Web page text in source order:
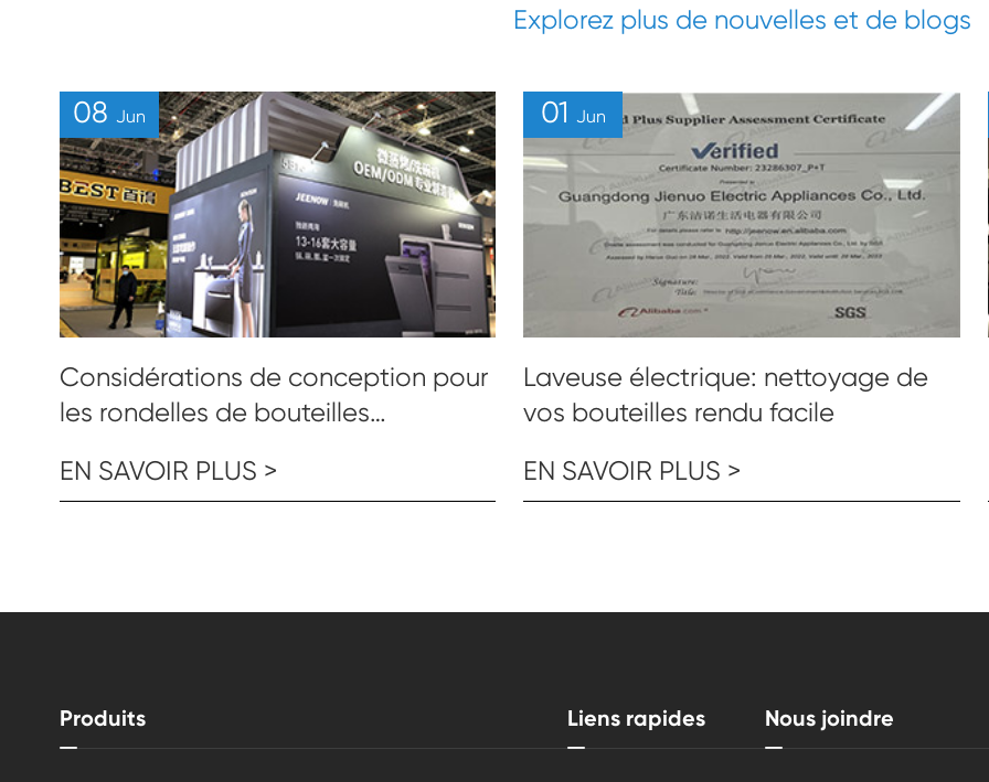
Explorez plus de nouvelles et de blogs
08 Jun
Considérations de conception pour
les rondelles de bouteilles
matériaux, portabilité et durabilité
EN SAVOIR PLUS >
01 Jun
Laveuse électrique: nettoyage de
vos bouteilles rendu facile
EN SAVOIR PLUS >
Produits Liens rapides Nous joindre